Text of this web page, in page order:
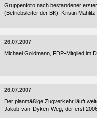
Gruppenfoto nach bestandener
(Betriebsleiter der BK), Kristin
26.07.2007
Michael Goldmann, FDP-Mitglied im
26.07.2007
Der planmäßige Zugverkehr läuft
Jakob-van-Dyken-Weg, der erst